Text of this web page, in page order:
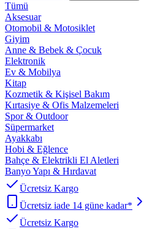
Tümü
Aksesuar
Otomobil & Motosiklet
Giyim
Anne & Bebek & Çocuk
Elektronik
Ev & Mobilya
Kitap
Kozmetik & Kişisel Bakım
Kırtasiye & Ofis Malzemeleri
Spor & Outdoor
Süpermarket
Ayakkabı
Hobi & Eğlence
Bahçe & Elektrikli El Aletleri
Banyo Yapı & Hırdavat
Ücretsiz Kargo
Ücretsiz iade 14 güne kadar*
Ücretsiz Kargo